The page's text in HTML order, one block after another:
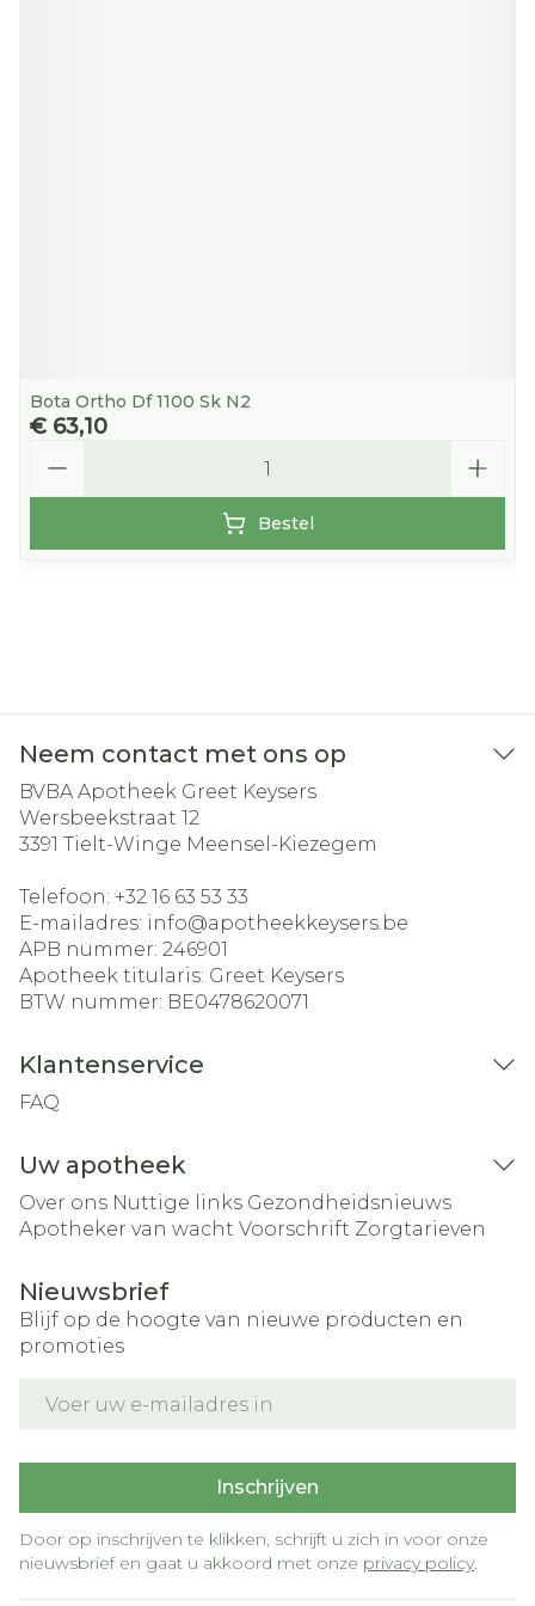
Bota Ortho Df 1100 Sk N2
€ 63,10
Bestel
Neem contact met ons op
BVBA Apotheek Greet Keysers
Wersbeekstraat 12
3391 Tielt-Winge Meensel-Kiezegem
Telefoon: +32 16 63 53 33
E-mailadres: info@apotheekkeysers.be
APB nummer: 246901
Apotheek titularis: Greet Keysers
BTW nummer: BE0478620071
Klantenservice
FAQ
Uw apotheek
Over ons Nuttige links Gezondheidsnieuws
Apotheker van wacht Voorschrift Zorgtarieven
Nieuwsbrief
Blijf op de hoogte van nieuwe producten en
promoties
Inschrijven
Door op inschrijven te klikken, schrijft u zich in voor onze
nieuwsbrief en gaat u akkoord met onze privacy policy.